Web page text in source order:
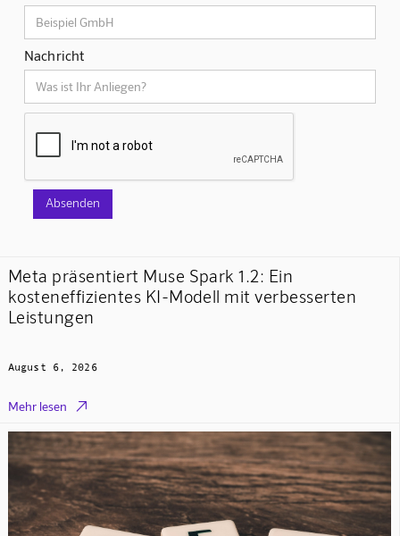
Nachricht
Meta präsentiert Muse Spark 1.2: Ein
kosteneffizientes KI-Modell mit verbesserten
Leistungen
August 6, 2026
Mehr lesen 